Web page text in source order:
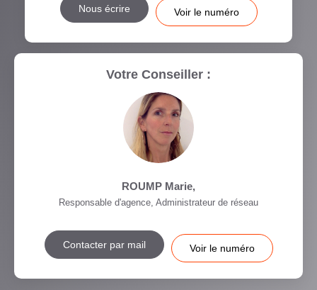
Nous écrire Voir le numéro
Votre Conseiller :
ROUMP Marie,
Responsable d'agence, Administrateur de réseau
Contacter par mail Voir le numéro